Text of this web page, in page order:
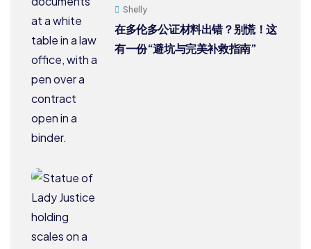
Shelly
在多伦多公证材料出错？别慌！这
有一份“避坑与完美补救指南”